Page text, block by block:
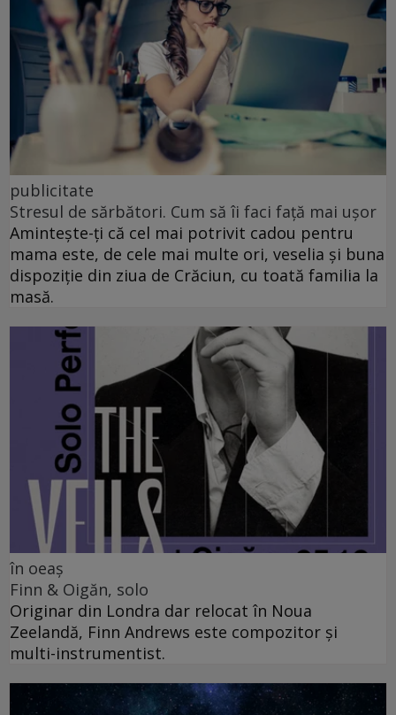
publicitate
Stresul de sărbători. Cum să îi faci față mai ușor
Amintește-ți că cel mai potrivit cadou pentru
mama este, de cele mai multe ori, veselia și buna
dispoziție din ziua de Crăciun, cu toată familia la
masă.
în oeaș
Finn & Oigăn, solo
Originar din Londra dar relocat în Noua
Zeelandă, Finn Andrews este compozitor și
multi-instrumentist.